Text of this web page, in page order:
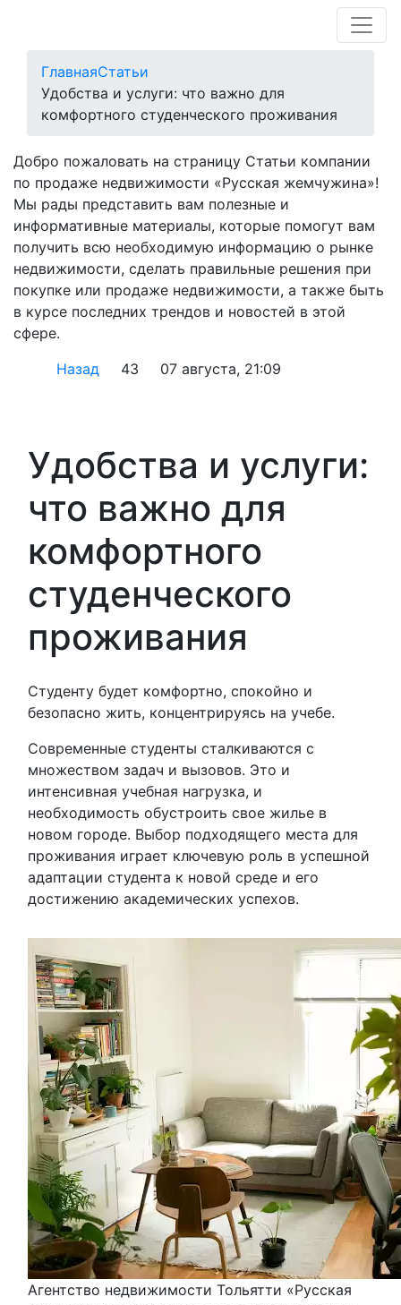
ГлавнаяСтатьи
Удобства и услуги: что важно для
комфортного студенческого проживания
Добро пожаловать на страницу Статьи компании
по продаже недвижимости «Русская жемчужина»!
Мы рады представить вам полезные и
информативные материалы, которые помогут вам
получить всю необходимую информацию о рынке
недвижимости, сделать правильные решения при
покупке или продаже недвижимости, а также быть
в курсе последних трендов и новостей в этой
сфере.
Назад
43 07 августа, 21:09
Удобства и услуги:
что важно для
комфортного
студенческого
проживания
Студенту будет комфортно, спокойно и
безопасно жить, концентрируясь на учебе.
Современные студенты сталкиваются с
множеством задач и вызовов. Это и
интенсивная учебная нагрузка, и
необходимость обустроить свое жилье в
новом городе. Выбор подходящего места для
проживания играет ключевую роль в успешной
адаптации студента к новой среде и его
достижению академических успехов.
Агентство недвижимости Тольятти «Русская